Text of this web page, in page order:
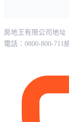
房地王有限公司 地址
電話：0800-800-711